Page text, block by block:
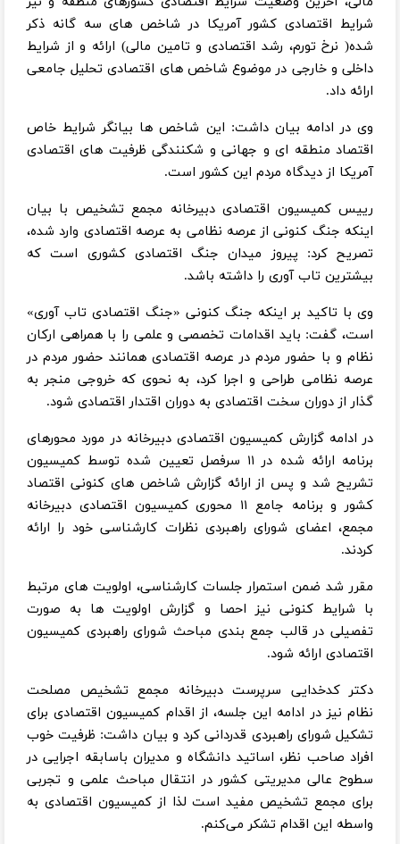
شرایط اقتصادی کشور آمریکا در شاخص های سه گانه ذکر
شده( نرخ تورم، رشد اقتصادی و تامین مالی) ارائه و از شرایط
داخلی و خارجی در موضوع شاخص های اقتصادی تحلیل جامعی
ارائه داد.
وی در ادامه بیان داشت: این شاخص ها بیانگر شرایط خاص
اقتصاد منطقه ای و جهانی و شکنندگی ظرفیت های اقتصادی
آمریکا از دیدگاه مردم این کشور است.
رییس کمیسیون اقتصادی دبیرخانه مجمع تشخیص با بیان
اینکه جنگ کنونی از عرصه نظامی به عرصه اقتصادی وارد شده،
تصریح کرد: پیروز میدان جنگ اقتصادی کشوری است که
بیشترین تاب آوری را داشته باشد.
وی با تاکید بر اینکه جنگ کنونی «جنگ اقتصادی تاب آوری»
است، گفت: باید اقدامات تخصصی و علمی را با همراهی ارکان
نظام و با حضور مردم در عرصه اقتصادی همانند حضور مردم در
عرصه نظامی طراحی و اجرا کرد، به نحوی که خروجی منجر به
گذار از دوران سخت اقتصادی به دوران اقتدار اقتصادی شود.
در ادامه گزارش کمیسیون اقتصادی دبیرخانه در مورد محورهای
برنامه ارائه شده در ۱۱ سرفصل تعیین شده توسط کمیسیون
تشریح شد و پس از ارائه گزارش شاخص های کنونی اقتصاد
کشور و برنامه جامع ۱۱ محوری کمیسیون اقتصادی دبیرخانه
مجمع، اعضای شورای راهبردی نظرات کارشناسی خود را ارائه
کردند.
مقرر شد ضمن استمرار جلسات کارشناسی، اولویت های مرتبط
با شرایط کنونی نیز احصا و گزارش اولویت ها به صورت
تفصیلی در قالب جمع بندی مباحث شورای راهبردی کمیسیون
اقتصادی ارائه شود.
دکتر کدخدایی سرپرست دبیرخانه مجمع تشخیص مصلحت
نظام نیز در ادامه این جلسه، از اقدام کمیسیون اقتصادی برای
تشکیل شورای راهبردی قدردانی کرد و بیان داشت: ظرفیت خوب
افراد صاحب نظر، اساتید دانشگاه و مدیران باسابقه اجرایی در
سطوح عالی مدیریتی کشور در انتقال مباحث علمی و تجربی
برای مجمع تشخیص مفید است لذا از کمیسیون اقتصادی به
واسطه این اقدام تشکر می‌کنم.